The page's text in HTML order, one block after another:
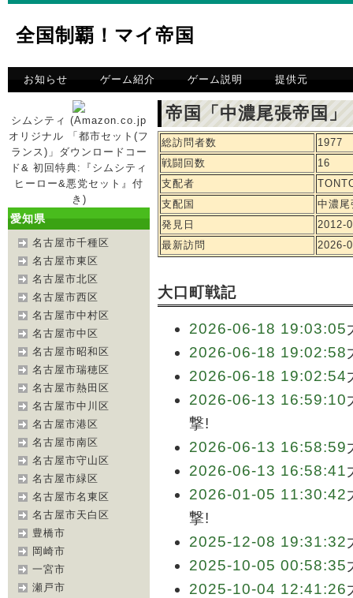
全国制覇！マイ帝国
お知らせ ゲーム紹介 ゲーム説明 提供元
シムシティ (Amazon.co.jp
オリジナル 「都市セット(フ
ランス)」ダウンロードコー
ド& 初回特典:『シムシティ
ヒーロー&悪党セット』付
き)
愛知県
名古屋市千種区
名古屋市東区
名古屋市北区
名古屋市西区
名古屋市中村区
名古屋市中区
名古屋市昭和区
名古屋市瑞穂区
名古屋市熱田区
名古屋市中川区
名古屋市港区
名古屋市南区
名古屋市守山区
名古屋市緑区
名古屋市名東区
名古屋市天白区
豊橋市
岡崎市
一宮市
瀬戸市
帝国「中濃尾張帝国
総訪問者数
1977
戦闘回数
16
支配者
支配国
中濃
発見日
2012-
最新訪問
2026-
大口町戦記
2026-06-18 19:03:05
2026-06-18 19:02:58
2026-06-18 19:02:54
2026-06-13 16:59:10
撃!
2026-06-13 16:58:59
2026-06-13 16:58:41
2026-01-05 11:30:42
撃!
2025-12-08 19:31:32
2025-10-05 00:58:35
2025-10-04 12:41:26